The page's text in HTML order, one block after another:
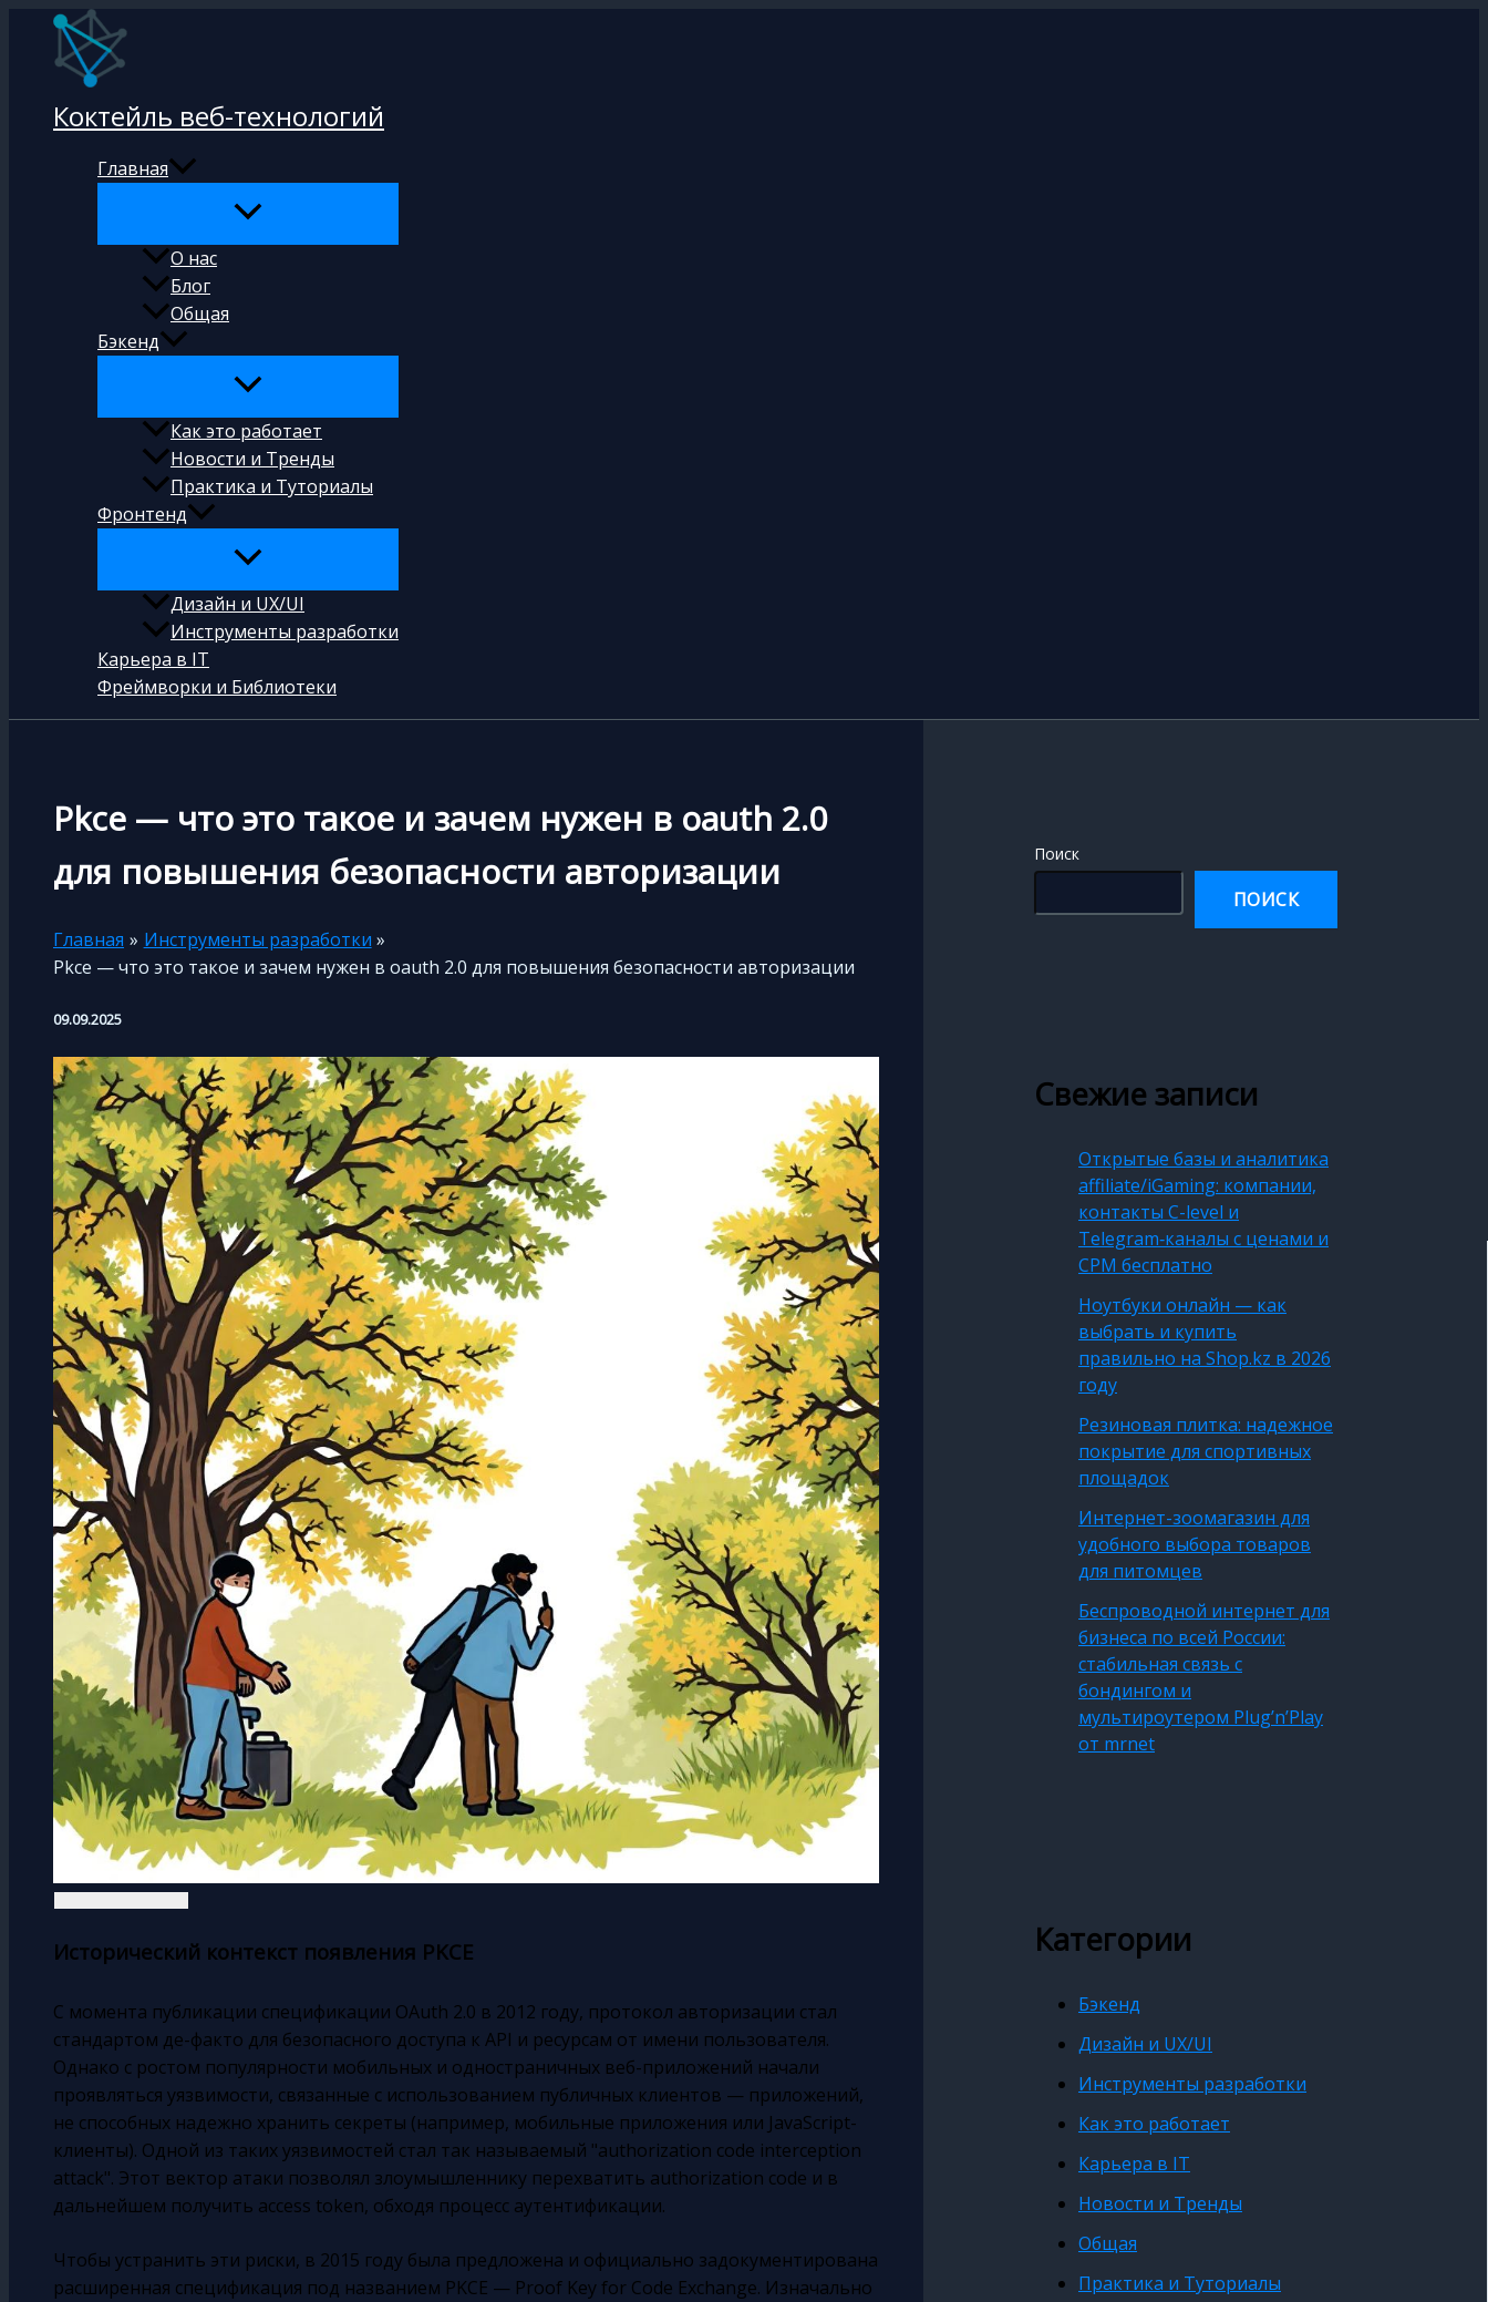
Перейти
содержимому
Коктейль веб-технологий
Главная
О нас
Блог
Общая
Бэкенд
Как это работает
Новости и Тренды
Практика и Туториалы
Фронтенд
Дизайн и UX/UI
Инструменты разработки
Карьера в IT
Фреймворки и Библиотеки
Pkce — что это такое и зачем нужен в oauth 2.0
для повышения безопасности авторизации
Главная
Инструменты разработки
Pkce — что это такое и зачем нужен в oauth 2.0 для повышения безопасности авторизации
09.09.2025
Исторический контекст появления PKCE
С момента публикации спецификации OAuth 2.0 в 2012 году, протокол авторизации стал
стандартом де-факто для безопасного доступа к API и ресурсам от имени пользователя.
Однако с ростом популярности мобильных и одностраничных веб-приложений начали
проявляться уязвимости, связанные с использованием публичных клиентов — приложений,
не способных надежно хранить секреты (например, мобильные приложения или JavaScript-
клиенты). Одной из таких уязвимостей стал так называемый "authorization code interception
attack". Этот вектор атаки позволял злоумышленнику перехватить authorization code и в
дальнейшем получить access token, обходя процесс аутентификации.
Чтобы устранить эти риски, в 2015 году была предложена и официально задокументирована
расширенная спецификация под названием PKCE — Proof Key for Code Exchange. Изначально
Поиск
ПОИСК
Свежие записи
Открытые базы и аналитика
affiliate/iGaming: компании,
контакты C-level и
Telegram‑каналы с ценами и
CPM бесплатно
Ноутбуки онлайн — как
выбрать и купить
правильно на Shop.kz в 2026
году
Резиновая плитка: надежное
покрытие для спортивных
площадок
Интернет-зоомагазин для
удобного выбора товаров
для питомцев
Беспроводной интернет для
бизнеса по всей России:
стабильная связь с
бондингом и
мультироутером Plug’n’Play
от mrnet
Категории
Бэкенд
Дизайн и UX/UI
Инструменты разработки
Как это работает
Карьера в IT
Новости и Тренды
Общая
Практика и Туториалы